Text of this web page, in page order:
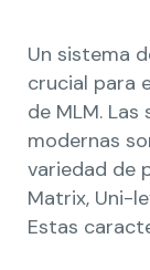
Un sistema
crucial para
de MLM.
modernas
variedad de
Matrix, Uni-
Estas